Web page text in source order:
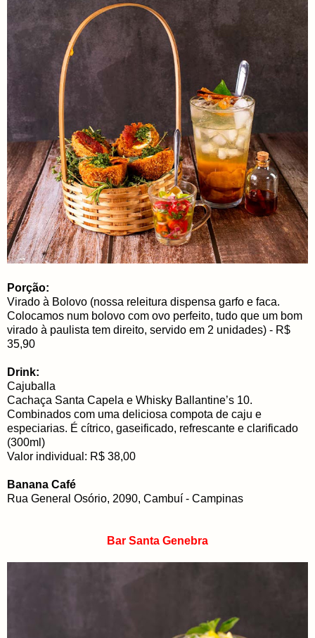
Porção:
Virado à Bolovo (nossa releitura dispensa garfo e faca.
Colocamos num bolovo com ovo perfeito, tudo que um bom
virado à paulista tem direito, servido em 2 unidades) - R$
35,90
Drink:
Cajuballa
Cachaça Santa Capela e Whisky Ballantine’s 10.
Combinados com uma deliciosa compota de caju e
especiarias. É cítrico, gaseificado, refrescante e clarificado
(300ml)
Valor individual: R$ 38,00
Banana Café
Rua General Osório, 2090, Cambuí - Campinas
Bar Santa Genebra